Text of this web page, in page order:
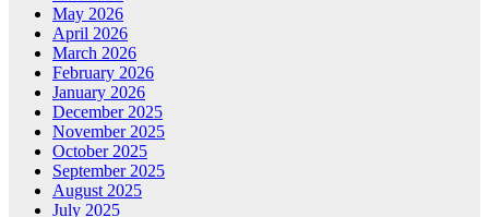
May 2026
April 2026
March 2026
February 2026
January 2026
December 2025
November 2025
October 2025
September 2025
August 2025
July 2025